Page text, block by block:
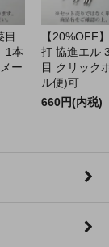
目
1本
ー
【20%OFF
打 協進エル
目 クリック
ル便)可
660円(内税)